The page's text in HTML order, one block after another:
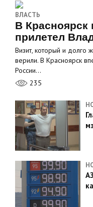
ВЛАСТЬ
В Красноярск
прилетел
Визит, который и долго
верили. В Красноярск
России…
235